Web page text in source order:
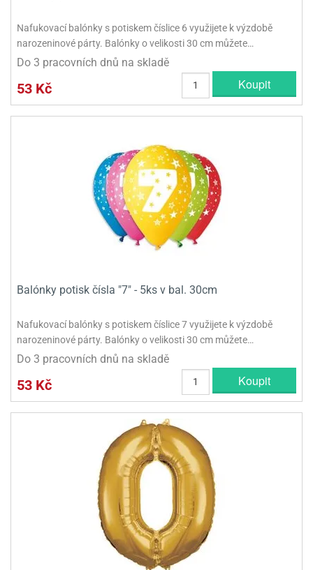
Nafukovací balónky s potiskem číslice 6 využijete k výzdobě
narozeninové párty. Balónky o velikosti 30 cm můžete…
Do 3 pracovních dnů na skladě
53 Kč Koupit
Balónky potisk čísla "7" - 5ks v bal. 30cm
Nafukovací balónky s potiskem číslice 7 využijete k výzdobě
narozeninové párty. Balónky o velikosti 30 cm můžete…
Do 3 pracovních dnů na skladě
53 Kč Koupit